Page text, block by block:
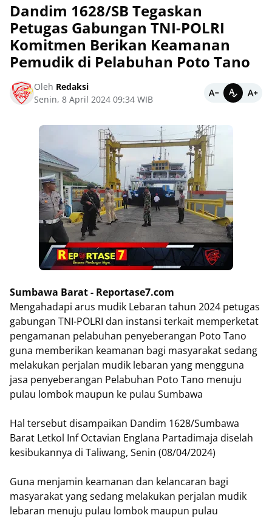
Dandim 1628/SB Tegaskan
Petugas Gabungan TNI-POLRI
Komitmen Berikan Keamanan
Pemudik di Pelabuhan Poto Tano
Oleh Redaksi
Senin, 8 April 2024 09:34 WIB
Sumbawa Barat - Reportase7.com
Mengahadapi arus mudik Lebaran tahun 2024 petugas
gabungan TNI-POLRI dan instansi terkait memperketat
pengamanan pelabuhan penyeberangan Poto Tano
guna memberikan keamanan bagi masyarakat sedang
melakukan perjalan mudik lebaran yang mengguna
jasa penyeberangan Pelabuhan Poto Tano menuju
pulau lombok maupun ke pulau Sumbawa
Hal tersebut disampaikan Dandim 1628/Sumbawa
Barat Letkol Inf Octavian Englana Partadimaja diselah
kesibukannya di Taliwang, Senin (08/04/2024)
Guna menjamin keamanan dan kelancaran bagi
masyarakat yang sedang melakukan perjalan mudik
lebaran menuju pulau lombok maupun pulau